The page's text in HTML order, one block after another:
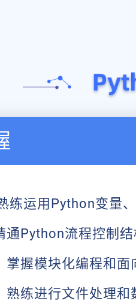
练运用Python变量
通Python流程控制
掌握模块化编程和面
熟练进行文件处理和